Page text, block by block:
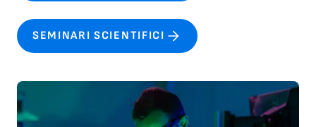
SEMINARI SCIENTIFICI